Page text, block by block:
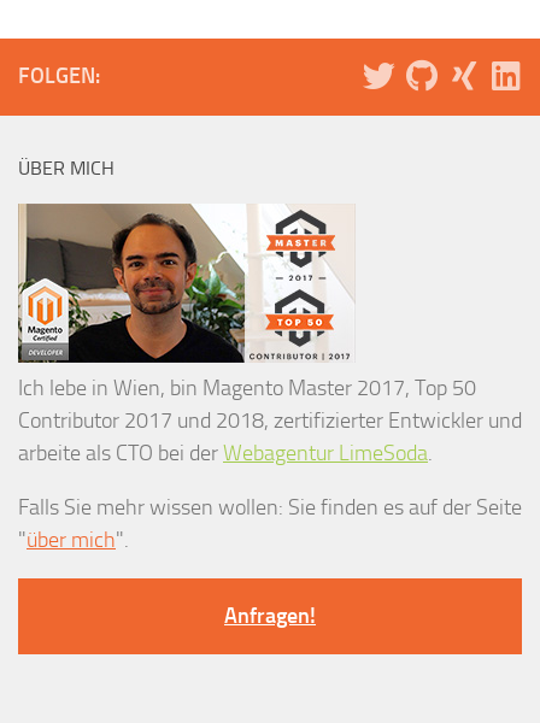
FOLGEN:
ÜBER MICH
Ich lebe in Wien, bin Magento Master 2017, Top 50
Contributor 2017 und 2018, zertifizierter Entwickler und
arbeite als CTO bei derWebagentur LimeSoda.
Falls Sie mehr wissen wollen: Sie finden es auf der Seite
"über mich".
Anfragen!